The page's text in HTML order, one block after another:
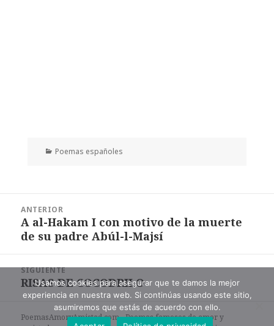
Categorías
Poemas españoles
entradas
ANTERIOR
Entrada
anterior:
A al-Hakam I con motivo de la muerte
de su padre Abúl-l-Majsí
SIGUIENTE
Entrada
siguiente:
RISAS DE COCODRILO
PoemasAmoryAmistad.com - Poemas famosos de amor y
Usamos cookies para asegurar que te damos la mejor
experiencia en nuestra web. Si continúas usando este sitio,
asumiremos que estás de acuerdo con ello.